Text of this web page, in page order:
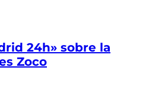
24h» sobre la
Zoco